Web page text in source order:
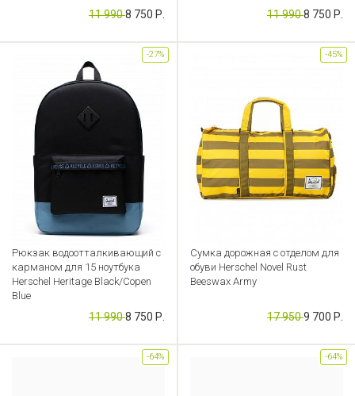
Артикул: KS000000124
11 9908 750 Р.
Артикул: KS000000122
11 9908 750 Р.
Рюкзак водоотталкивающий с
карманом для 15 ноутбука
Herschel Heritage Black/Copen
Blue
Артикул: KS000000120
11 9908 750 Р.
-27%
Сумка дорожная с отделом для
обуви Herschel Novel Rust
Beeswax Army
Артикул: CB000053856
17 9509 700 Р.
-45%
-64% -64%